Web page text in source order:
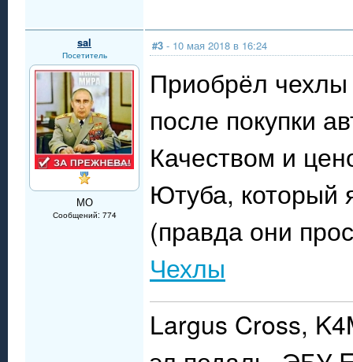
sal
Посетитель
МО
Сообщений: 774
#3 - 10 мая 2018 в 16:24
Приобрёл
после покупки
Качеством и
Ютуба, который
(правда они
Чехлы
Largus Cross,